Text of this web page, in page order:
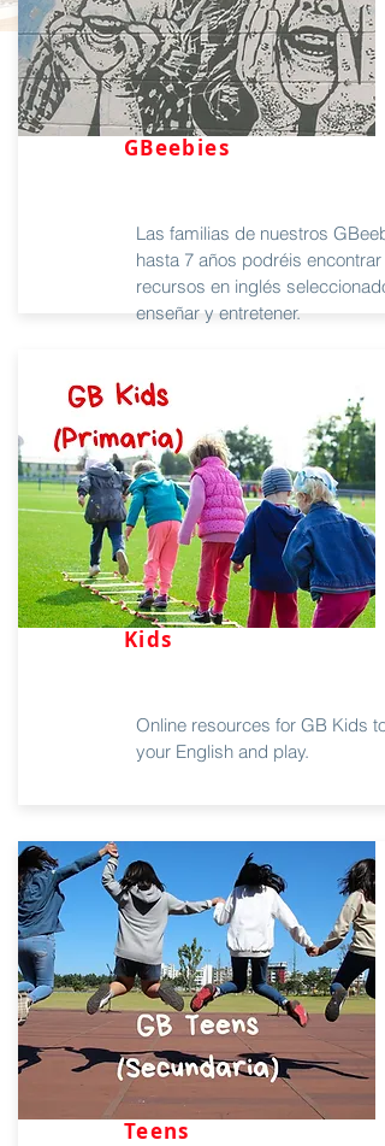
GBeebies
Las familias de nuestros
hasta 7 años podréis encontrar
recursos en inglés
enseñar y entretener.
Kids
Online resources for GB Kids to
your English and play.
Teens